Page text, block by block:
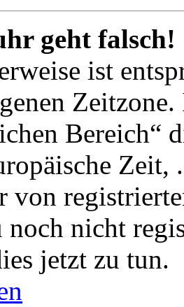
geht falsch!
ist
Bereich“
Zeit,
von
noch nicht
jetzt zu tun.